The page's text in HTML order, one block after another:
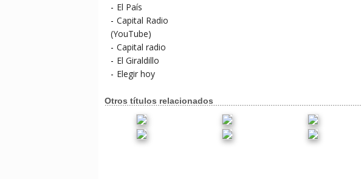
- El País
- Capital Radio
(YouTube)
- Capital radio
- El Giraldillo
- Elegir hoy
Otros títulos relacionados